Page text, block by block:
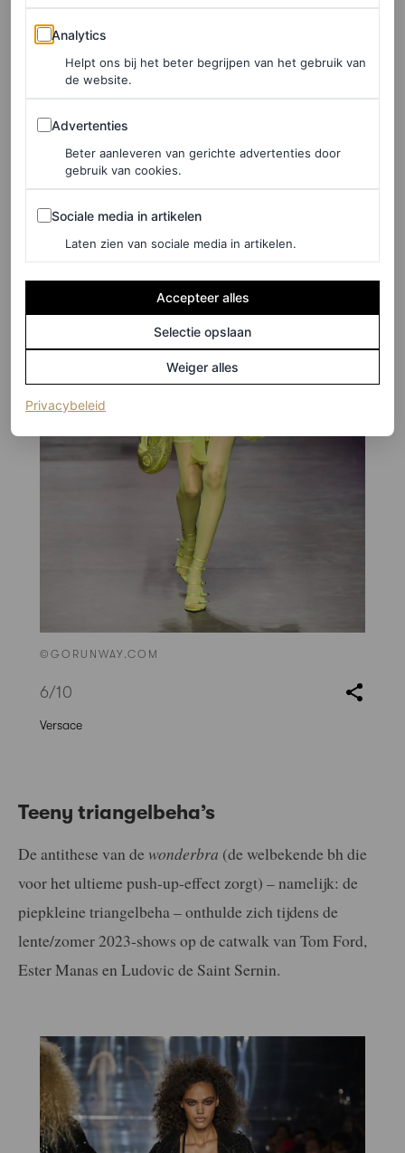
catwalks: van kanten lingerie bij Versace tot
fishnets
bij Dior en bretels en kousenbanden bij Dolce &
Gabbana.
©GORUNWAY.COM
6/10
Versace
Teeny triangelbeha’s
De antithese van de wonderbra (de welbekende bh die
voor het ultieme push-up-effect zorgt) – namelijk: de
piepkleine triangelbeha – onthulde zich tijdens de
lente/zomer 2023-shows op de catwalk van Tom Ford,
Ester Manas en Ludovic de Saint Sernin.
Analytics
Analytics
Helpt ons bij het beter begrijpen van het gebruik van
de website.
Advertenties
Advertenties
Beter aanleveren van gerichte advertenties door
gebruik van cookies.
Sociale media in artikelen
Sociale media in artikelen
Laten zien van sociale media in artikelen.
Accepteer alles
Selectie opslaan
Weiger alles
Privacybeleid